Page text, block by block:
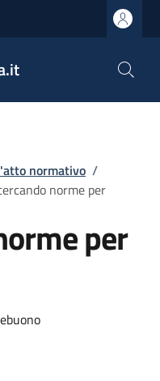
normativo /
norme per
per